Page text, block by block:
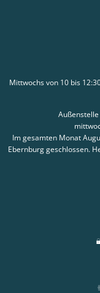
Mittwochs von 10 bis
Im gesamten Monat
Ebernburg geschlossen.